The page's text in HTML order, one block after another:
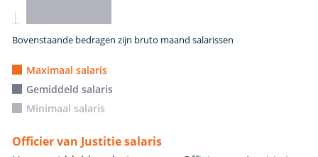
Bovenstaande bedragen zijn bruto maand salarissen
Maximaal salaris
Gemiddeld salaris
Minimaal salaris
Officier van Justitie salaris